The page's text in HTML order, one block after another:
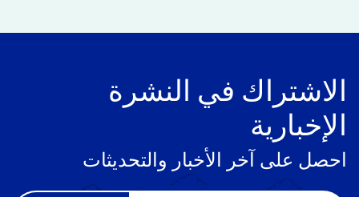
الاشتراك في النشرة
الإخبارية
احصل على آخر الأخبار والتحديثات